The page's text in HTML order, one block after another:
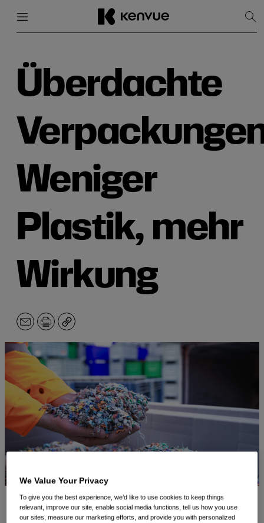
Inhalt
Überdachte
Weniger
Plastik, mehr
Wirkung
E-
DruckenKopieren
Verpackungen spielen eine entscheidende Rolle bei der
We Value Your Privacy
To give you the best experience, we’d like to use cookies to keep things
relevant, improve our site, enable social media functions, tell us how you use
our sites, measure our marketing efforts, and provide you with personalized